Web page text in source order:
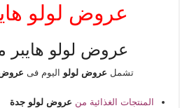
عروض لولو
عروض لولو هايبر
تشمل عروض لولو اليوم فى عروض
المنتجات الغذائية من عروض لولو جدة